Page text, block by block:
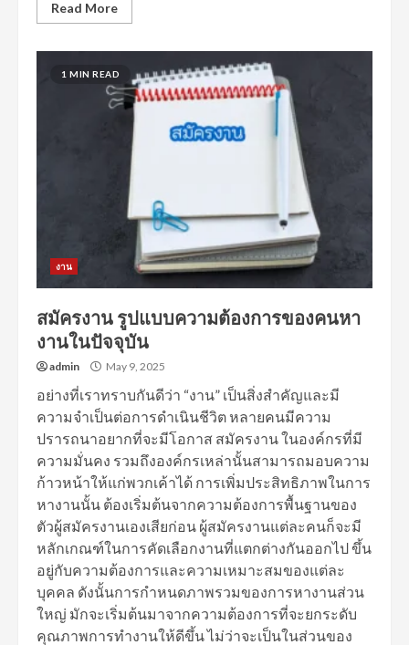
Read More
1 MIN READ
งาน
สมัครงาน รูปแบบความต้องการของคนหา
งานในปัจจุบัน
admin May 9, 2025
อย่างที่เราทราบกันดีว่า “งาน” เป็นสิ่งสำคัญและมี
ความจำเป็นต่อการดำเนินชีวิต หลายคนมีความ
ปรารถนาอยากที่จะมีโอกาส สมัครงาน ในองค์กรที่มี
ความมั่นคง รวมถึงองค์กรเหล่านั้นสามารถมอบความ
ก้าวหน้าให้แก่พวกเค้าได้ การเพิ่มประสิทธิภาพในการ
หางานนั้น ต้องเริ่มต้นจากความต้องการพื้นฐานของ
ตัวผู้สมัครงานเองเสียก่อน ผู้สมัครงานแต่ละคนก็จะมี
หลักเกณฑ์ในการคัดเลือกงานที่แตกต่างกันออกไป ขึ้น
อยู่กับความต้องการและความเหมาะสมของแต่ละ
บุคคล ดังนั้นการกำหนดภาพรวมของการหางานส่วน
ใหญ่ มักจะเริ่มต้นมาจากความต้องการที่จะยกระดับ
คุณภาพการทำงานให้ดีขึ้น ไม่ว่าจะเป็นในส่วนของ